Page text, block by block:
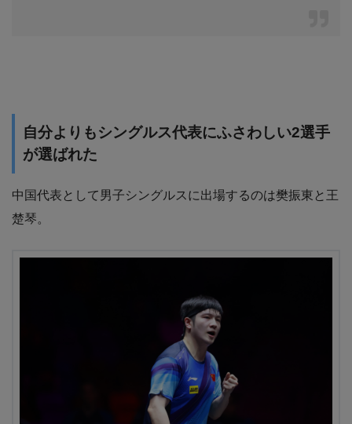
自分よりもシングルス代表にふさわしい2選手
が選ばれた
中国代表として男子シングルスに出場するのは樊振東と王
楚琴。